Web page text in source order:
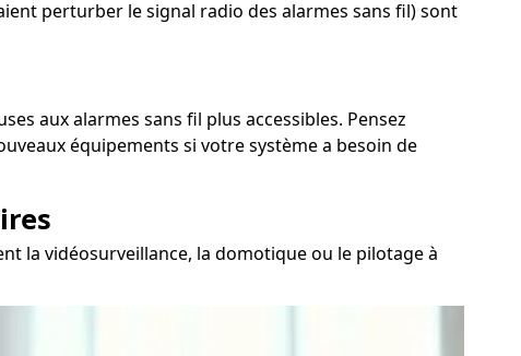
perturber le signal radio des alarmes sans fil) sont
aux alarmes sans fil plus accessibles. Pensez
équipements si votre système a besoin de
la vidéosurveillance, la domotique ou le pilotage à